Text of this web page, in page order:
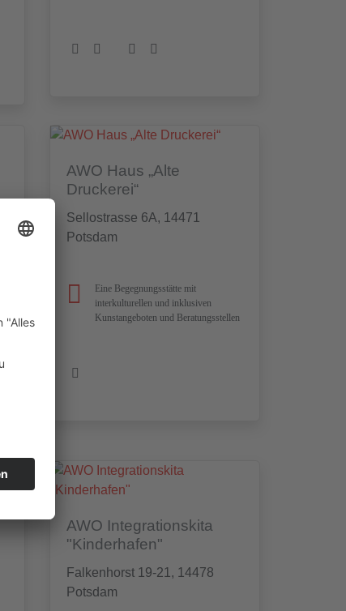
AWO Haus „Alte
Druckerei“
Sellostrasse 6A, 14471
Potsdam
Eine Begegnungsstätte mit
interkulturellen und inklusiven
Kunstangeboten und Beratungsstellen
AWO Integrationskita
"Kinderhafen"
Falkenhorst 19-21, 14478
Potsdam